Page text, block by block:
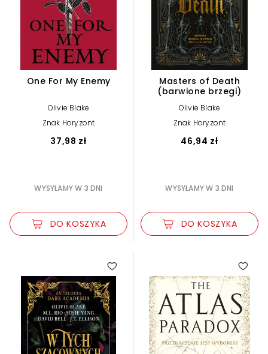
One For My Enemy
Olivie Blake
Znak Horyzont
37,98 zł
WYSYŁAMY W 3 DNI
DO KOSZYKA
Masters of Death
(barwione brzegi)
Olivie Blake
Znak Horyzont
46,94 zł
WYSYŁAMY W 3 DNI
DO KOSZYKA